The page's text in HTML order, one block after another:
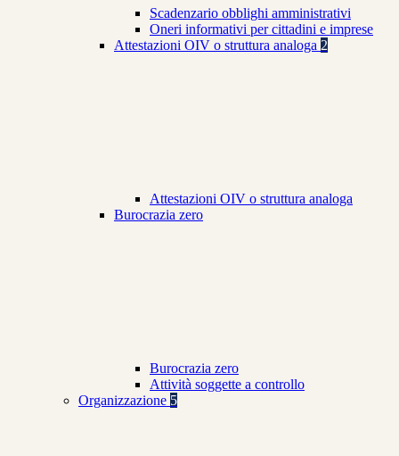
Scadenzario obblighi amministrativi
Oneri informativi per cittadini e imprese
Attestazioni OIV o struttura analoga 2
Attestazioni OIV o struttura analoga
Burocrazia zero
Burocrazia zero
Attività soggette a controllo
Organizzazione 5